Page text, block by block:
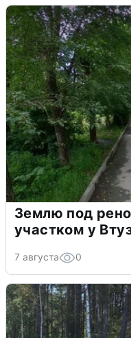
Землю под
участком у
7 августа 0